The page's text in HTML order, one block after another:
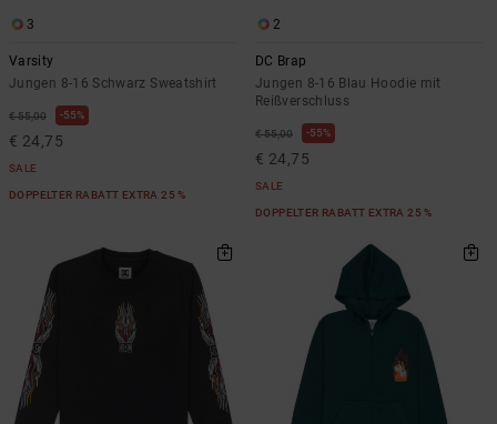
3
Varsity
Jungen 8-16 Schwarz Sweatshirt
€ 55,00 55%
€ 24,75
SALE
DOPPELTER RABATT EXTRA 25 %
2
DC Brap
Jungen 8-16 Blau Hoodie mit
Reißverschluss
€ 55,00 55%
€ 24,75
SALE
DOPPELTER RABATT EXTRA 25 %